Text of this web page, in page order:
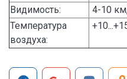
Видимость:
4-10
Температура
воздуха: